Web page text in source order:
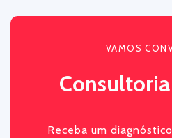
VAMOS
Receba um